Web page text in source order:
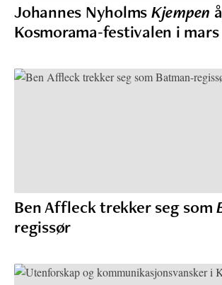
Johannes NyholmsKjempen
Kosmorama-festivalen i mars
Ben Affleck trekker seg som
regissør